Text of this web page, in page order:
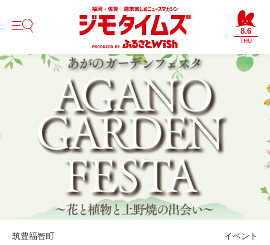
8.6
THU
筑豊福智町 イベント